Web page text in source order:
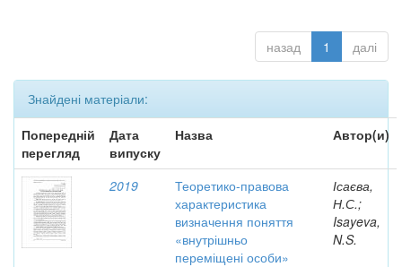
назад 1 далі
Знайдені матеріали:
Попередній
перегляд
Дата
випуску
Назва Автор(и)
2019
Теоретико-правова
характеристика
визначення поняття
«внутрішньо
переміщені особи»
Ісаєва,
Н.С.;
Isayeva,
N.S.